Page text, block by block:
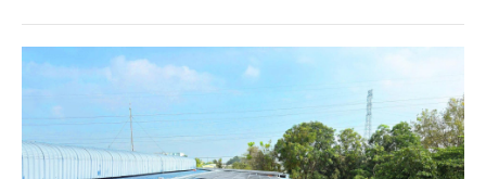
SeABank tiếp tục duy trì hoạt động hiệu quả, mở
rộng tín dụng, củng cố nguồn vốn và đảm bảo các
chỉ tiêu an toàn.